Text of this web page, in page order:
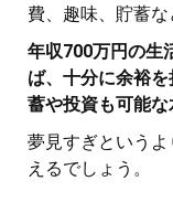
費、趣味、貯蓄な
年収700万円の生
ば、十分に余裕
蓄や投資も可能な
夢見すぎという
えるでしょう。